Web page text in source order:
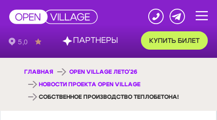
КУПИТЬ БИЛЕТ
ГЛАВНАЯ OPEN VILLAGE ЛЕТО'26
НОВОСТИ ПРОЕКТА OPEN VILLAGE
СОБСТВЕННОЕ ПРОИЗВОДСТВО ТЕПЛОБЕТОНА!